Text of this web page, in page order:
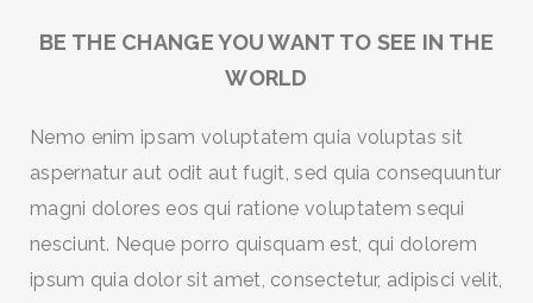
BE THE CHANGE YOU WANT TO SEE IN THE
WORLD
Nemo enim ipsam voluptatem quia voluptas sit
aspernatur aut odit aut fugit, sed quia consequuntur
magni dolores eos qui ratione voluptatem sequi
nesciunt. Neque porro quisquam est, qui dolorem
ipsum quia dolor sit amet, consectetur, adipisci velit,